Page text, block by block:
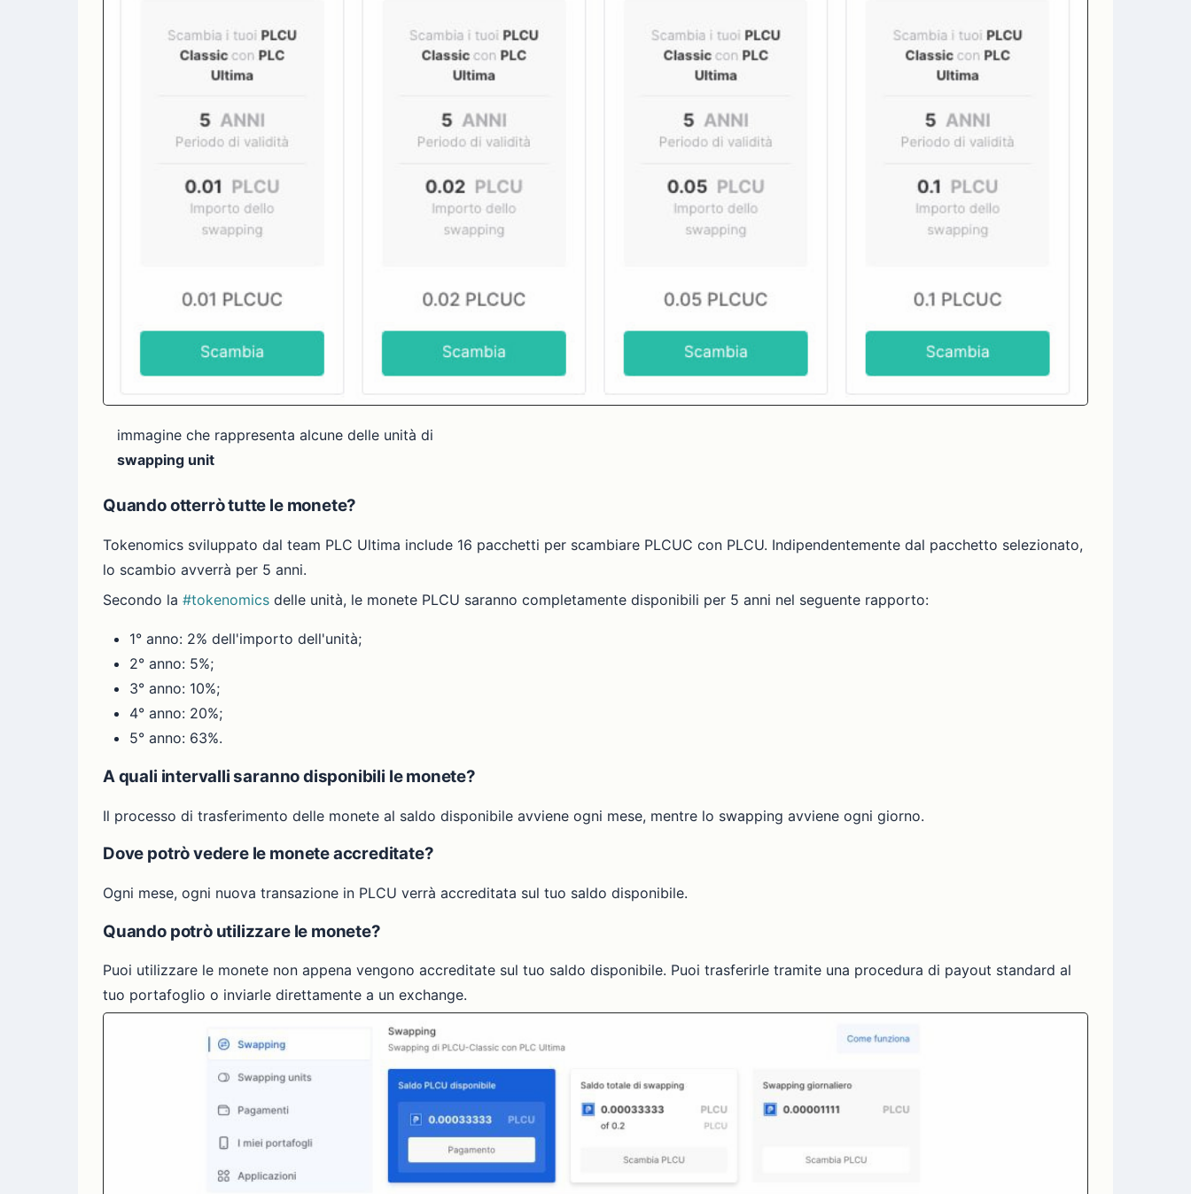
immagine che rappresenta alcune delle unità di
swapping unit
Quando otterrò tutte le monete?
Tokenomics sviluppato dal team PLC Ultima include 16 pacchetti per scambiare PLCUC con PLCU. Indipendentemente dal pacchetto selezionato,
lo scambio avverrà per 5 anni.
Secondo la #tokenomics delle unità, le monete PLCU saranno completamente disponibili per 5 anni nel seguente rapporto:
1° anno: 2% dell'importo dell'unità;
2° anno: 5%;
3° anno: 10%;
4° anno: 20%;
5° anno: 63%.
A quali intervalli saranno disponibili le monete?
Il processo di trasferimento delle monete al saldo disponibile avviene ogni mese, mentre lo swapping avviene ogni giorno.
Dove potrò vedere le monete accreditate?
Ogni mese, ogni nuova transazione in PLCU verrà accreditata sul tuo saldo disponibile.
Quando potrò utilizzare le monete?
Puoi utilizzare le monete non appena vengono accreditate sul tuo saldo disponibile. Puoi trasferirle tramite una procedura di payout standard al
tuo portafoglio o inviarle direttamente a un exchange.